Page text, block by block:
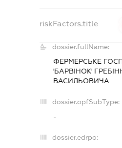
riskFactors.title
dossier.fullName:
ФЕРМЕРСЬКЕ
'БАРВІНОК'
ВАСИЛЬОВИЧА
dossier.opfSubType:
-
dossier.edrpo: